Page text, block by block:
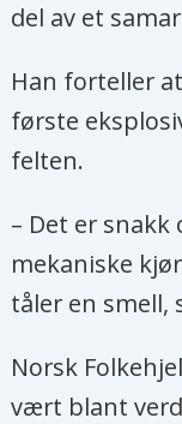
del av et
Han forteller
første
felten.
– Det er
mekaniske
tåler en smell,
Norsk
vært blant